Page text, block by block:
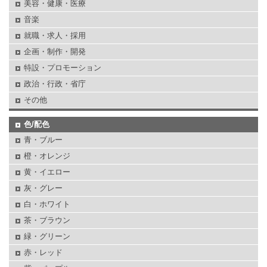
美容・健康・医療
音楽
就職・求人・採用
企画・制作・開発
特設・プロモーション
政治・行政・省庁
その他
色/配色
青・ブルー
橙・オレンジ
黄・イエロー
灰・グレー
白・ホワイト
茶・ブラウン
緑・グリーン
赤・レッド